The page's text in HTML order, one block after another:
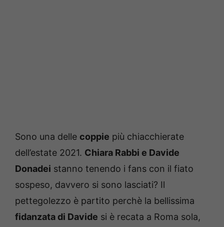
Sono una delle coppie più chiacchierate
dell’estate 2021. Chiara Rabbi e Davide
Donadei stanno tenendo i fans con il fiato
sospeso, davvero si sono lasciati? Il
pettegolezzo è partito perchè la bellissima
fidanzata di Davide si è recata a Roma sola,